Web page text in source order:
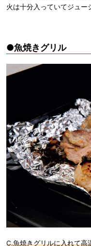
火は十分入っていてジュー
●魚焼きグリル
C.魚焼きグリルに入れて高